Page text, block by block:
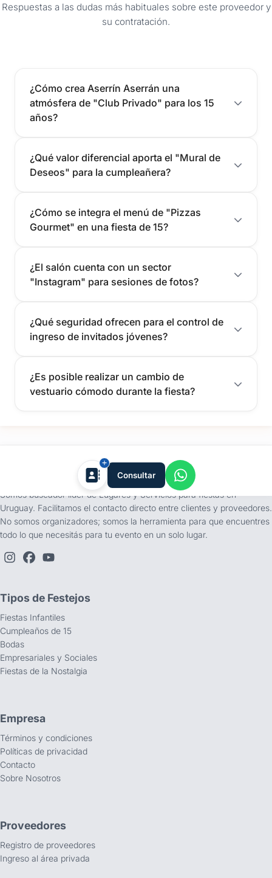
Respuestas a las dudas más habituales sobre este proveedor y
su contratación.
¿Cómo crea Aserrín Aserrán una
atmósfera de "Club Privado" para los 15
años?
¿Qué valor diferencial aporta el "Mural de
Deseos" para la cumpleañera?
¿Cómo se integra el menú de "Pizzas
Gourmet" en una fiesta de 15?
¿El salón cuenta con un sector
"Instagram" para sesiones de fotos?
¿Qué seguridad ofrecen para el control de
ingreso de invitados jóvenes?
¿Es posible realizar un cambio de
vestuario cómodo durante la fiesta?
Consultar
tufiesta.com.uy
Somos buscador líder de Lugares y Servicios para fiestas en
Uruguay. Facilitamos el contacto directo entre clientes y proveedores.
No somos organizadores; somos la herramienta para que encuentres
todo lo que necesitás para tu evento en un solo lugar.
Tipos de Festejos
Fiestas Infantiles
Cumpleaños de 15
Bodas
Empresariales y Sociales
Fiestas de la Nostalgia
Empresa
Términos y condiciones
Políticas de privacidad
Contacto
Sobre Nosotros
Proveedores
Registro de proveedores
Ingreso al área privada